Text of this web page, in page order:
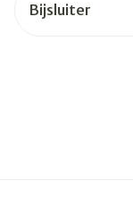
Bijsluiter